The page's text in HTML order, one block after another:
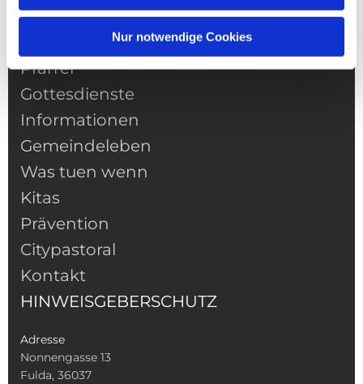
Nur notwendige Cookies
NAVIGATION
Pfarrei
Gottesdienste
Informationen
Gemeindeleben
Was tuen wenn
Kitas
Prävention
Citypastoral
Kontakt
HINWEISGEBERSCHUTZ
Adresse
Nonnengasse 13
Fulda, 36037